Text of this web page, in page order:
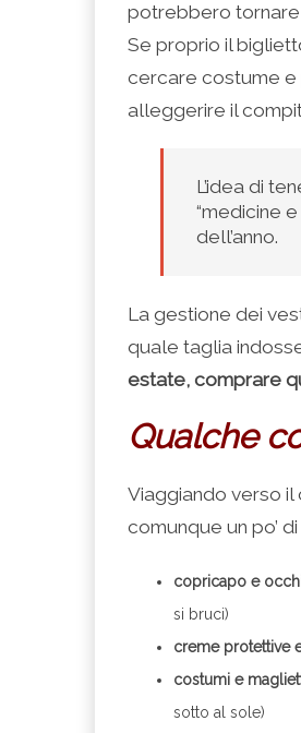
potrebbero tornare
Se proprio il
cercare costume e
alleggerire il
L’idea di
“medicine
dell’anno.
La gestione dei
quale taglia
estate, comprare
Qualche
Viaggiando verso
comunque un po’
copricapo e
si bruci)
creme protettive
costumi e
sotto al sole)